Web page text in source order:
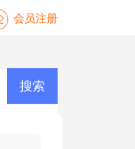
会员注册